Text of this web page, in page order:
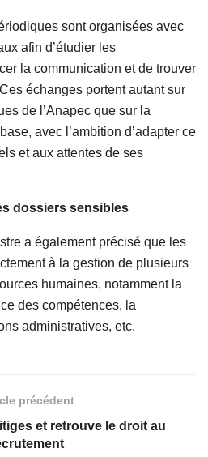
sont organisées avec
afin d’étudier les
la communication et de trouver
échanges portent autant sur
de l’Anapec que sur la
avec l’ambition d’adapter ce
et aux attentes de ses
dossiers sensibles
a également précisé que les
à la gestion de plusieurs
humaines, notamment la
des compétences, la
administratives, etc.
précédent
et retrouve le droit au